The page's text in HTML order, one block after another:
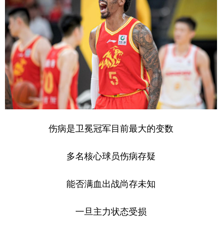
伤病是卫冕冠军目前最大的变数
多名核心球员伤病存疑
能否满血出战尚存未知
一旦主力状态受损